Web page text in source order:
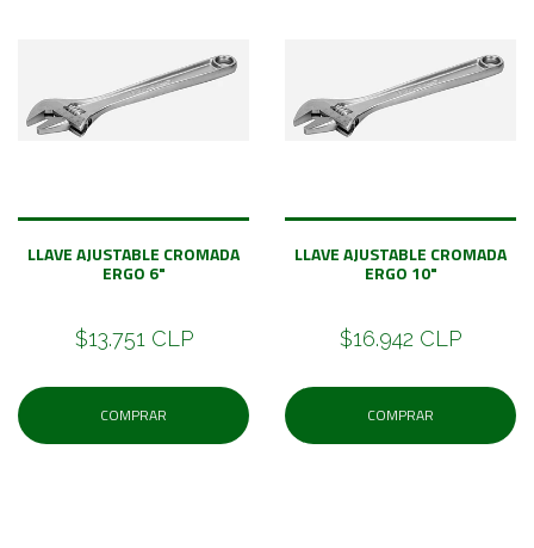
LLAVE AJUSTABLE CROMADA
ERGO 6"
$13.751 CLP
COMPRAR
LLAVE AJUSTABLE CROMADA
ERGO 10"
$16.942 CLP
COMPRAR